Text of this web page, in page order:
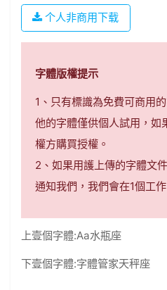
个人非商用下载
字體版權提示
1、只有標識為免費可商用
他的字體僅供個人試用，如
權方購買授權。
2、如果用護上傳的字體文
通知我們，我們會在1個工
上壹個字體:Aa水瓶座
下壹個字體:字體管家天秤座